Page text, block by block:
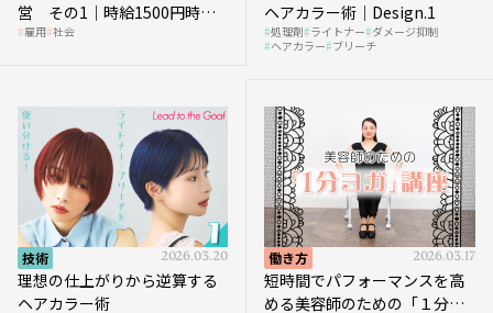
営 その1｜時給1500円時代
へ向かう社会的背景
雇用 社会
ヘアカラー術｜Design.1
処理剤 ライトナー ダメージ抑制
ヘアカラー ブリーチ
技術 2026.03.20
理想の仕上がりから逆算する
ヘアカラー術
働き方 2026.03.17
短時間でパフォーマンスを高
める美容師のための「１分ヨ